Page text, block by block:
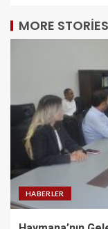
MORE STORIES
HABERLER